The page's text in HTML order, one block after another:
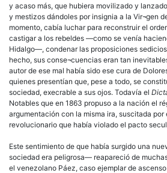
y acaso más, que hubiera movilizado y
y mestizos dándoles por insignia a la Vir¬gen
momento, cabía luchar para reconstruir el
castigar a los rebeldes —como se venía
Hidalgo—, condenar las proposiciones
hecho, sus conse¬cuencias eran tan
autor de ese mal había sido ese cura de
quienes presentían que, pese a todo, se
sociedad, execrable a sus ojos. Todavía el
Notables que en 1863 propuso a la nación el
argumentación con la misma ira, suscitada por
revolucionario que había violado el pacto
Este sentimiento de que había surgido una
sociedad era peligrosa— reapareció de
el venezolano Páez, caso ejemplar de